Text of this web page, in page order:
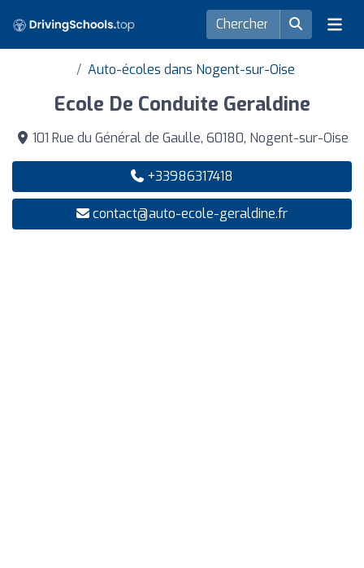
Auto-écoles dans Nogent-sur-Oise
Ecole De Conduite Geraldine
101 Rue du Général de Gaulle, 60180, Nogent-sur-Oise
+33986317418
contact@auto-ecole-geraldine.fr